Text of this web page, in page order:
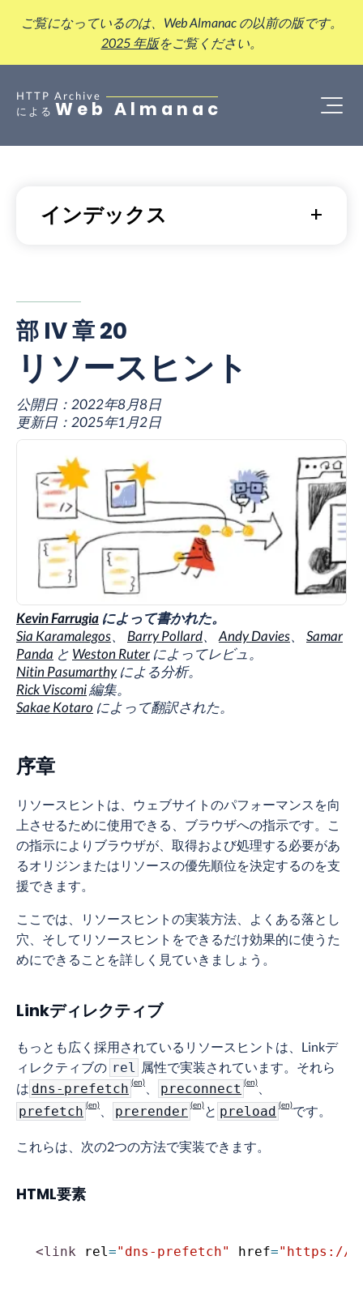
ご覧になっているのは、Web Almanac の以前の版です。
2025 年版をご覧ください。
HTTP Archive
による Web Almanac
インデックス
部 IV 章 20
リソースヒント
公開日： 2022年8月8日
更新日： 2025年1月2日
Kevin Farrugia によって書かれた。
Sia Karamalegos、 Barry Pollard、 Andy Davies、 Samar
Panda と Weston Ruter によってレビュ。
Nitin Pasumarthyによる分析。
Rick Viscomi編集。
Sakae Kotaro によって翻訳された。
序章
リソースヒントは、ウェブサイトのパフォーマンスを向
上させるために使用できる、ブラウザへの指示です。こ
の指示によりブラウザが、取得および処理する必要があ
るオリジンまたはリソースの優先順位を決定するのを支
援できます。
ここでは、リソースヒントの実装方法、よくある落とし
穴、そしてリソースヒントをできるだけ効果的に使うた
めにできることを詳しく見ていきましょう。
Linkディレクティブ
もっとも広く採用されているリソースヒントは、Linkデ
ィレクティブの rel
属性で実装されています。それら
は dns-prefetch preconnect
prefetch
prerender と preload です。
これらは、次の2つの方法で実装できます。
HTML要素
<link rel =" dns-prefetch" href=" https://